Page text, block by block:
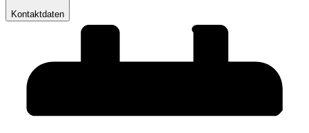
Kontaktdaten